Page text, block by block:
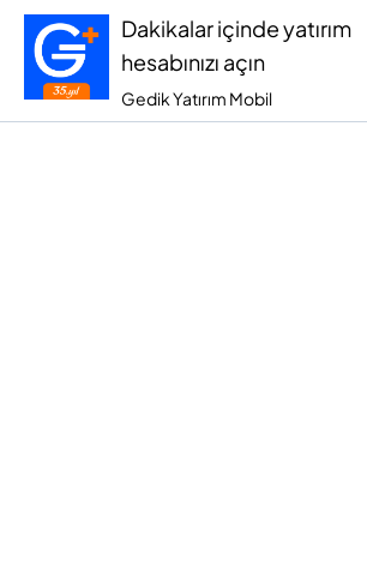
Dakikalar içinde yatırım
hesabınızı açın
Gedik Yatırım Mobil